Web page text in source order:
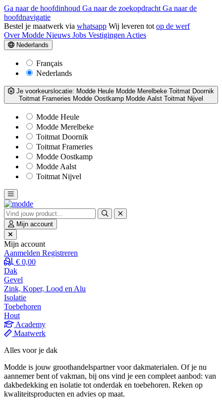
Ga naar de hoofdinhoud Ga naar de zoekopdracht Ga naar de
hoofdnavigatie
Bestel je maatwerk via whatsapp Wij leveren tot op de werf
Over Modde Nieuws Jobs Vestigingen Acties
Nederlands
Français
Nederlands
Je voorkeurslocatie: Modde Heule Modde Merelbeke Toitmat Doornik
Toitmat Frameries Modde Oostkamp Modde Aalst Toitmat Nijvel
Modde Heule
Modde Merelbeke
Toitmat Doornik
Toitmat Frameries
Modde Oostkamp
Modde Aalst
Toitmat Nijvel
Mijn account
Mijn account
Aanmelden Registreren
€ 0,00
Dak
Gevel
Zink, Koper, Lood en Alu
Isolatie
Toebehoren
Hout
Academy
Maatwerk
Alles voor je dak
Modde is jouw groothandelspartner voor dakmaterialen. Of je nu
aannemer bent of vakman, bij ons vind je een compleet aanbod: van
dakbedekking en isolatie tot onderdak en toebehoren. Reken op
kwaliteitsproducten en advies op maat.